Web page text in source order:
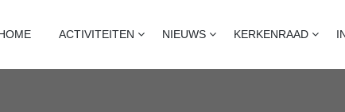
ACTIVITEITEN NIEUWS KERKENRAAD